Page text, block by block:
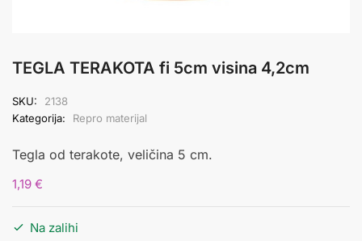
TEGLA TERAKOTA fi 5cm visina 4,2cm
SKU:
2138
Kategorija:
Repro materijal
Tegla od terakote, veličina 5 cm.
1,19 €
Na zalihi